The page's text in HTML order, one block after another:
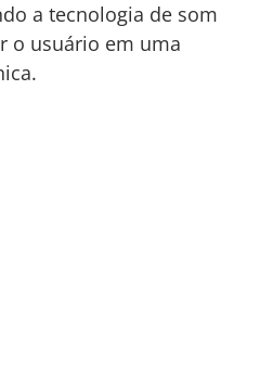
a tecnologia de som
o usuário em uma